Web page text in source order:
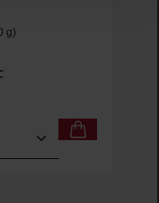
g)
Preis:
Wert